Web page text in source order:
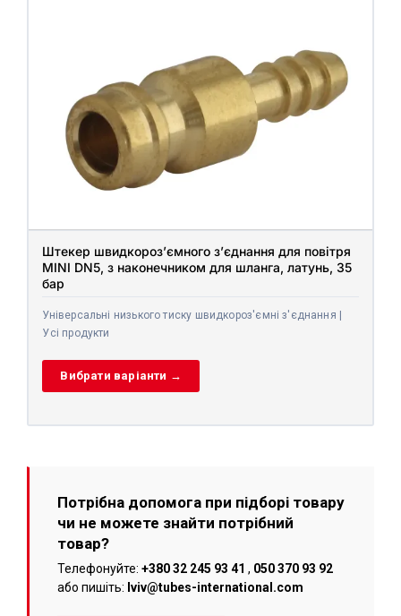
Штекер швидкороз’ємного з’єднання для повітря
MINI DN5, з наконечником для шланга, латунь, 35
бар
Універсальні низького тиску швидкороз'ємні з'єднання |
Усі продукти
Вибрати варіанти →
Потрібна допомога при підборі товару
чи не можете знайти потрібний
товар?
Телефонуйте: +380 32 245 93 41 , 050 370 93 92
або пишіть: lviv@tubes-international.com